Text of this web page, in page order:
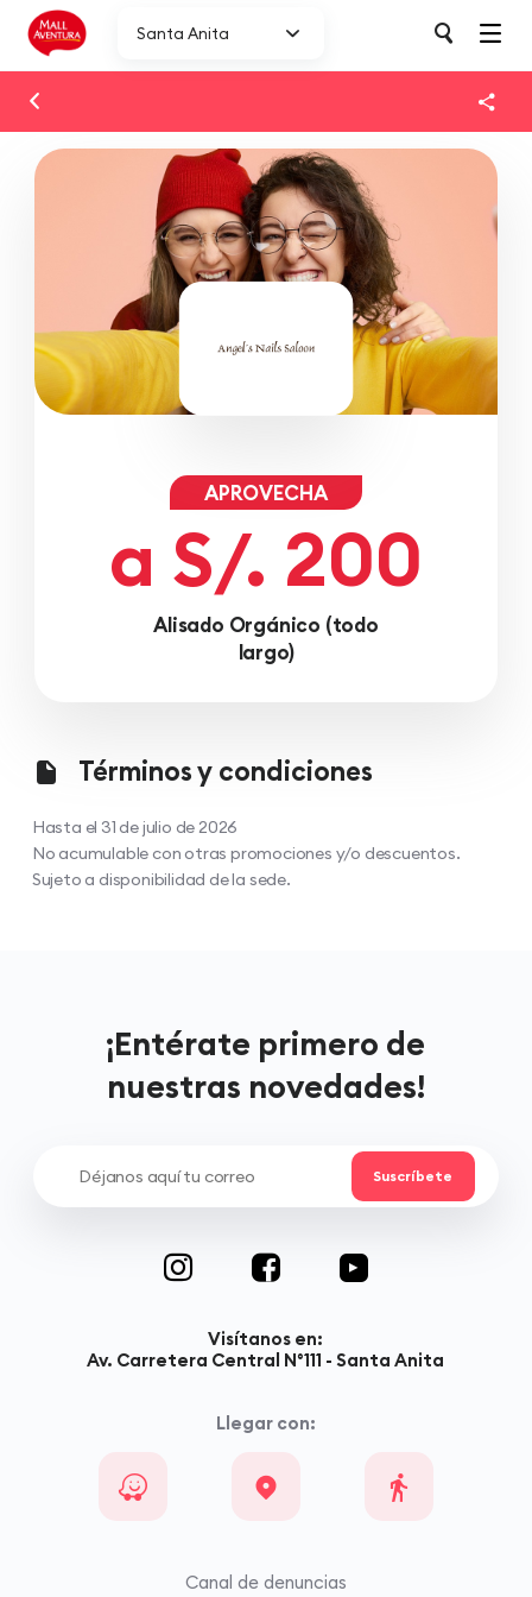
Santa Anita
APROVECHA
a S/. 200
Alisado Orgánico (todo
largo)
Términos y condiciones
Hasta el 31 de julio de 2026
No acumulable con otras promociones y/o descuentos.
Sujeto a disponibilidad de la sede.
¡Entérate primero de
nuestras novedades!
Visítanos en:
Av. Carretera Central N°111 - Santa Anita
Llegar con:
Canal de denuncias